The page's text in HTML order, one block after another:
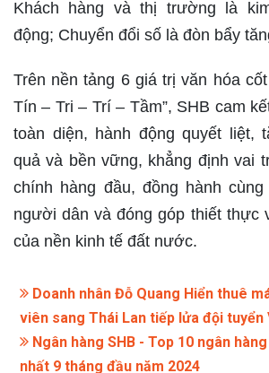
Khách hàng và thị trường là
động; Chuyển đổi số là đòn bẩy
Trên nền tảng 6 giá trị văn hóa
Tín – Tri – Trí – Tầm”, SHB cam
toàn diện, hành động quyết liệt,
quả và bền vững, khẳng định vai
chính hàng đầu, đồng hành
người dân và đóng góp thiết thực
của nền kinh tế đất nước.
Doanh nhân Đỗ Quang Hiển thuê
viên sang Thái Lan tiếp lửa đội tuyển
Ngân hàng SHB - Top 10 ngân
nhất 9 tháng đầu năm 2024